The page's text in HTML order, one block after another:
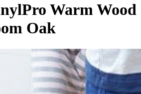
Warm Wood
Oak